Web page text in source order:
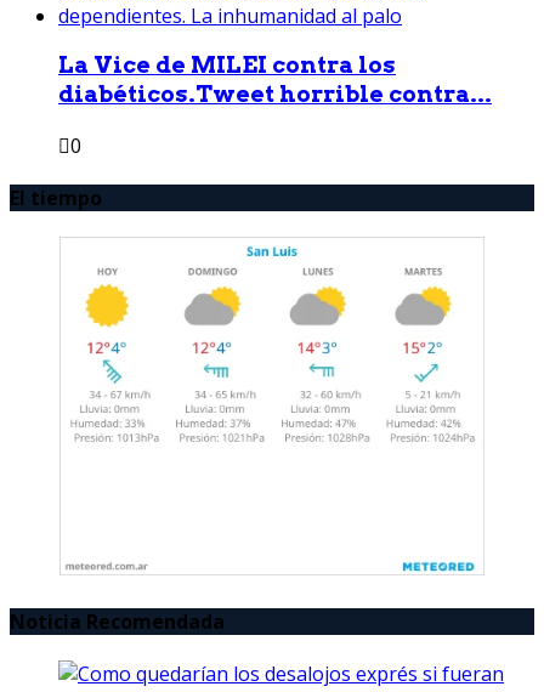
La Vice de MILEI contra los
diabéticos.Tweet horrible contra...
0
El tiempo
Noticia Recomendada